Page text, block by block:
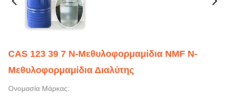
CAS 123 39 7 Ν-Μεθυλοφορμαμίδια NMF Ν-
Μεθυλοφορμαμίδια Διαλύτης
Ονομασία Μάρκας: